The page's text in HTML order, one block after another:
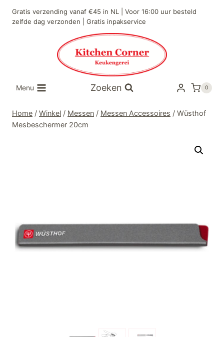
naar
Gratis verzending vanaf €45 in NL | Voor 16:00 uur besteld
zelfde dag verzonden | Gratis inpakservice
Menu Zoeken 0
Home / Winkel / Messen / Messen Accessoires / Wüsthof
Mesbeschermer 20cm